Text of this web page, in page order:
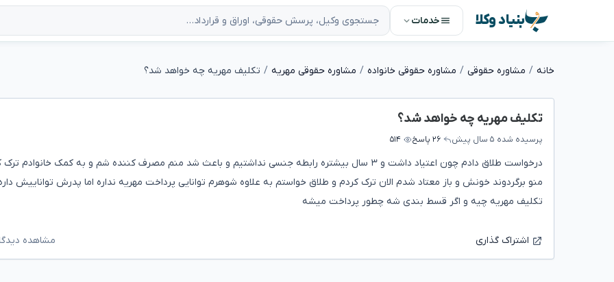
بنیاد وکلا خدمات
خانه مشاوره حقوقی مشاوره حقوقی خانواده مشاوره حقوقی مهریه تکلیف مهریه چه خواهد شد؟
تکلیف مهریه چه خواهد شد؟
پرسیده شده ۵ سال پیش ۲۶ پاسخ ۵۱۴
درخواست طلاق دادم چون اعتیاد داشت و ۳ سال بیشتره رابطه جنسی نداشتیم و باعث شد منم مصرف کننده شم و به کمک خانوادم
منو برگردوند خونش و باز معتاد شدم الان ترک کردم و طلاق خواستم به علاوه شوهرم توانایی پرداخت مهریه نداره اما پدرش تواناییش
تکلیف مهریه چیه و اگر قسط بندی شه چطور پرداخت میشه
اشتراک گذاری مشاهده